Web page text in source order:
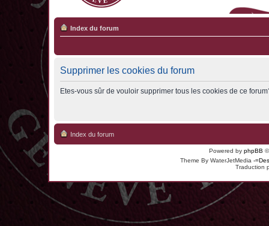
Index du forum
Supprimer les cookies du forum
Etes-vous sûr de vouloir supprimer tous les cookies de ce
Index du forum
Powered by phpBB
Theme By WaterJetMedia -
Traduction